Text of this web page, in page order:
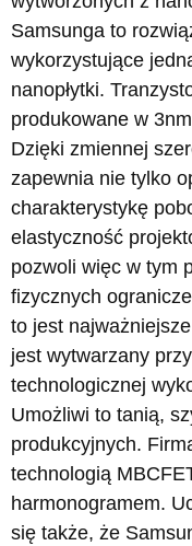
Samsunga to
wykorzystujące
nanopłytki.
produkowane w
Dzięki zmiennej
zapewnia nie tylko
charakterystykę
elastyczność
pozwoli więc w tym
fizycznych
to jest
jest wytwarzany
technologicznej
Umożliwi to tanią,
produkcyjnych.
technologią
harmonogramem.
się także, że